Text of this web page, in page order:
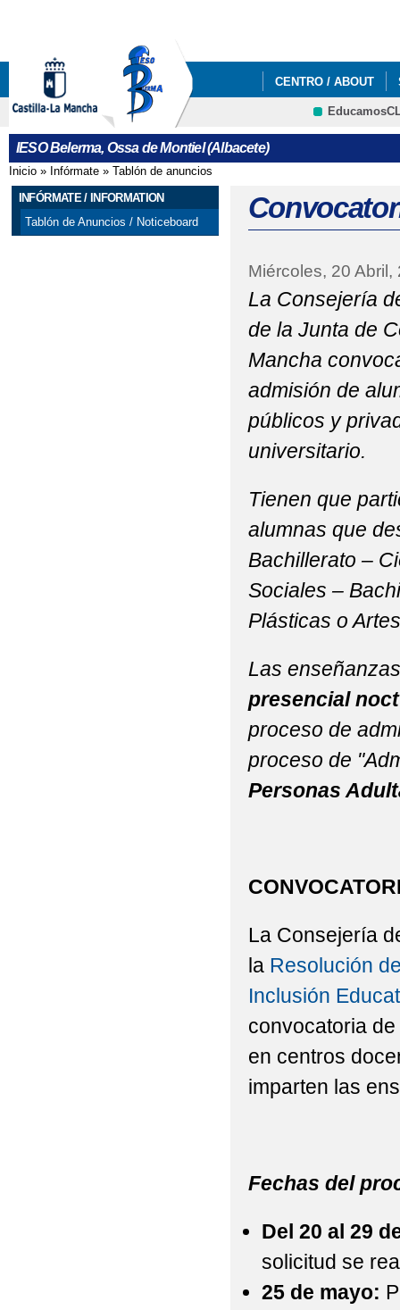
CENTRO / ABOUT
INFÓRMATE /
ADMISIÓN
BACHILLERATO 2021-
ADMISIÓN
BACHILLERATO
CONVOCADAS
CONVOCATORIA
PLAN DIGITAL IESO
PUBLICADA
ESO PARA EL CURSO
RESOLUCIÓN
SCHOOL MUSICALS
IESO Belerma, Ossa de Montiel (Albacete)
Se encuentra usted aquí
Inicio » Infórmate » Tablón de anuncios
INFÓRMATE / INFORMATION
Tablón de Anuncios / Noticeboard
Miércoles, 20 Abril,
La Consejería
de la Junta de
Mancha
admisión de
públicos y
universitario.
Tienen que
alumnas que
Bachillerato –
Sociales –
Plásticas o
Las
presencial
proceso de
proceso de
Personas
La Consejería
la Resolución
Inclusión
convocatoria
en centros
imparten las
Fechas del
Del 20 al 29
solicitud se
25 de mayo: